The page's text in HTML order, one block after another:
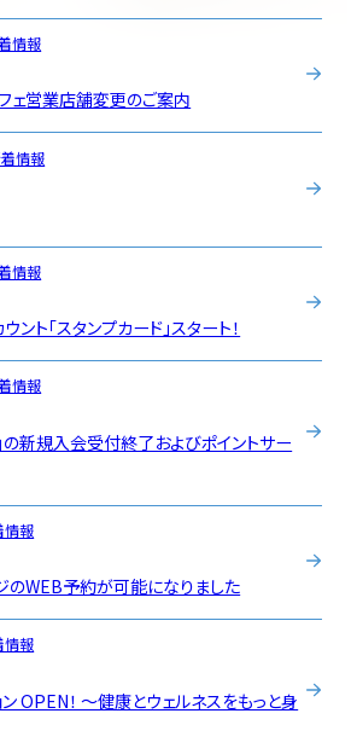
情報
ェ営業店舗変更のご案内
情報
情報
ント「スタンプカード」スタート！
情報
の新規入会受付終了およびポイントサー
情報
のWEB予約が可能になりました
情報
OPEN！ ～健康とウェルネスをもっと身